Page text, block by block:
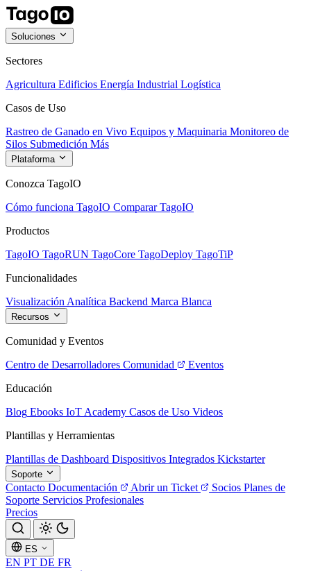
Soluciones
Sectores
Agricultura Edificios Energía Industrial Logística
Casos de Uso
Rastreo de Ganado en Vivo Equipos y Maquinaria Monitoreo de
Silos Submedición Más
Plataforma
Conozca TagoIO
Cómo funciona TagoIO Comparar TagoIO
Productos
TagoIO TagoRUN TagoCore TagoDeploy TagoTiP
Funcionalidades
Visualización Analítica Backend Marca Blanca
Recursos
Comunidad y Eventos
Centro de Desarrolladores Comunidad
Eventos
Educación
Blog Ebooks IoT Academy Casos de Uso Videos
Plantillas y Herramientas
Plantillas de Dashboard Dispositivos Integrados Kickstarter
Soporte
Contacto Documentación Abrir un Ticket Socios Planes de
Soporte Servicios Profesionales
Precios
ES
EN PT DE FR